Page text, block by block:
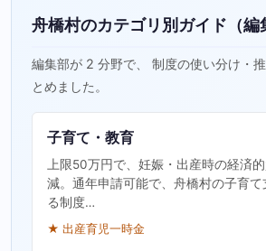
舟橋村のカテゴリ別ガイド（編
編集部が 2 分野で、 制度の使い分け・
とめました。
子育て・教育
上限50万円で、妊娠・出産時の経済
減。通年申請可能で、舟橋村の子育
る制度…
★ 出産育児一時金